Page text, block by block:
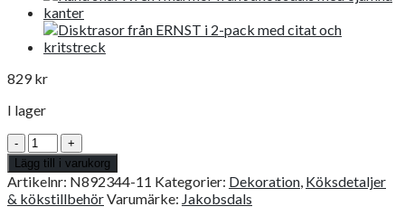
829kr
I lager
Skål
Aya
marmor
mängd
Lägg till i varukorg
Artikelnr: N892344-11 Kategorier: Dekoration, Köksdetaljer
& kökstillbehörVarumärke: Jakobsdals